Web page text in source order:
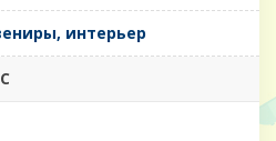
интерьер